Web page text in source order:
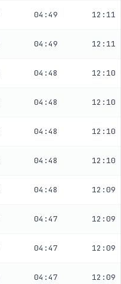
04:49 12:11
04:49 12:11
04:48 12:10
04:48 12:10
04:48 12:10
04:48 12:10
04:48 12:09
04:47 12:09
04:47 12:09
04:47 12:09